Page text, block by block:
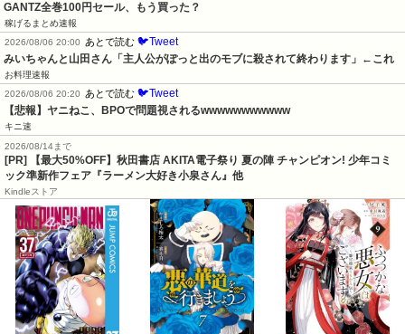
GANTZ全巻100円セール、もう買った？
稼げるまとめ速報
2026/08/06 20:00
あとで読む 🐦Tweet
みいちゃんと山田さん「主人公がぽっと出のモブに殺されて終わります」←これ
お料理速報
2026/08/06 20:20
あとで読む 🐦Tweet
【悲報】ヤニねこ、BPOで問題視されるwwwwwwwwwww
キニ速
2026/08/14まで
[PR] 【最大50%OFF】秋田書店 AKITA電子祭り 夏の陣 チャンピオン! 少年コミ
ック準新作フェア『ラーメン大好き小泉さん』他
Kindleストア